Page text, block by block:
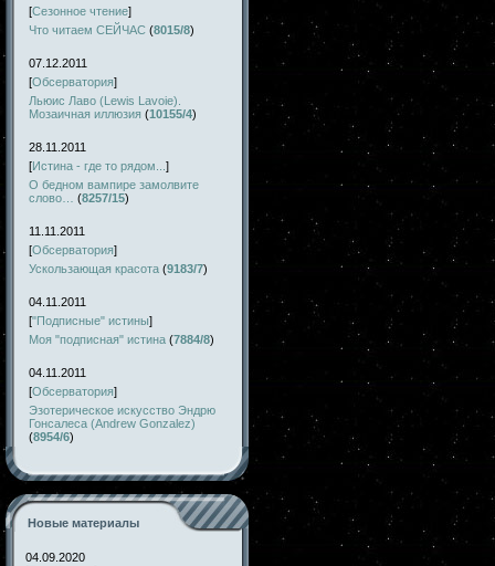
[Сезонное чтение]
Что читаем СЕЙЧАС (8015/8)
07.12.2011
[Обсерватория]
Льюис Лаво (Lewis Lavoie).
Мозаичная иллюзия (10155/4)
28.11.2011
[Истина - где то рядом... ]
О бедном вампире замолвите
слово…
(8257/15)
11.11.2011
[Обсерватория]
Ускользающая красота (9183/7)
04.11.2011
["Подписные" истины]
Моя "подписная" истина (7884/8)
04.11.2011
[Обсерватория]
Эзотерическое искусство Эндрю
Гонсалеса (Andrew Gonzalez)
(8954/6)
Новые материалы
04.09.2020